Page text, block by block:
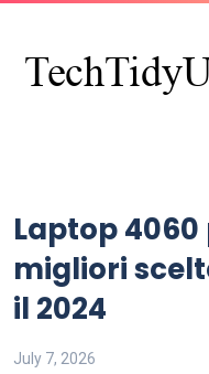
Laptop 4060
migliori
il 2024
July 7, 2026